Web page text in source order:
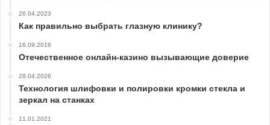
26.04.2023
Как правильно выбрать глазную клинику?
16.09.2016
Отечественное онлайн-казино вызывающие доверие
28.04.2026
Технология шлифовки и полировки кромки стекла и
зеркал на станках
11.01.2021